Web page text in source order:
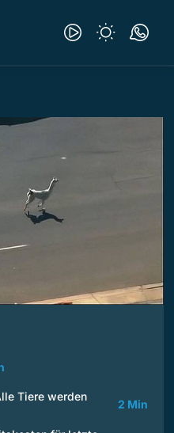
Tiere werden
2 Min